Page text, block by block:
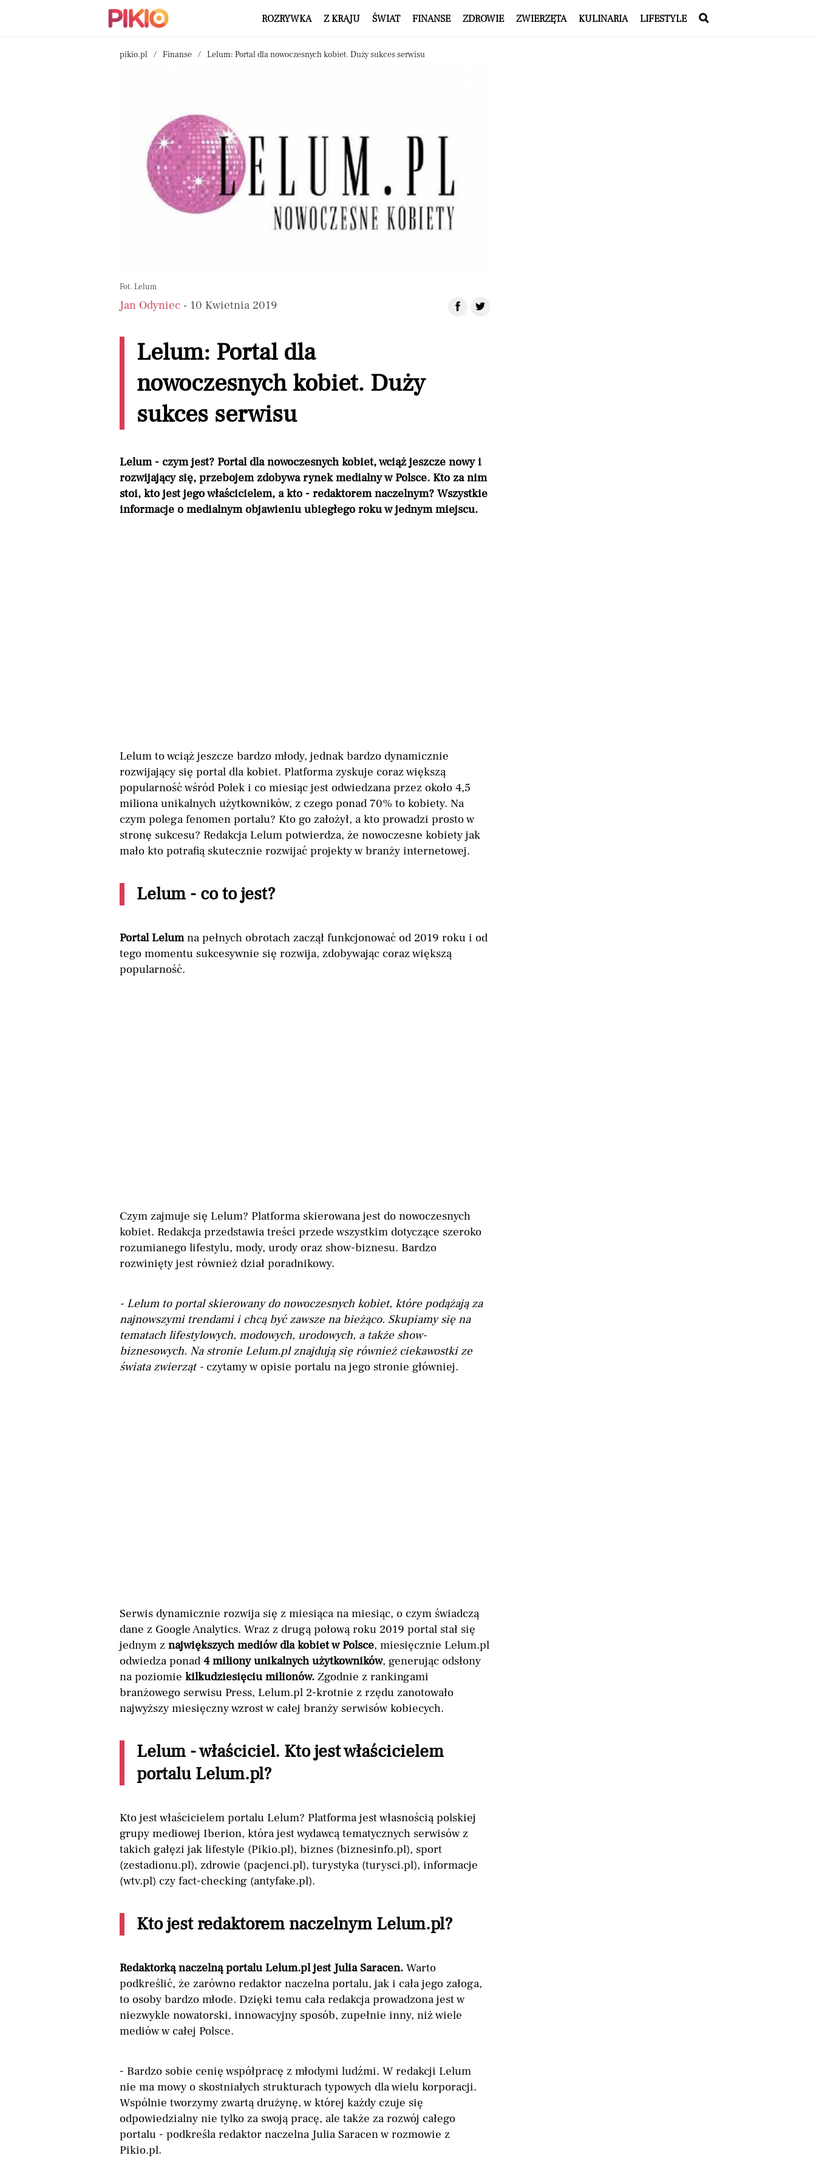
ROZRYWKA Z KRAJU ŚWIAT FINANSE ZDROWIE ZWIERZĘTA KULINARIA LIFESTYLE
pikio.pl Finanse Lelum: Portal dla nowoczesnych kobiet. Duży sukces serwisu
Fot. Lelum
Jan Odyniec - 10 Kwietnia 2019
Lelum: Portal dla
nowoczesnych kobiet. Duży
sukces serwisu
Lelum - czym jest? Portal dla nowoczesnych kobiet, wciąż jeszcze nowy i
rozwijający się, przebojem zdobywa rynek medialny w Polsce. Kto za nim
stoi, kto jest jego właścicielem, a kto - redaktorem naczelnym? Wszystkie
informacje o medialnym objawieniu ubiegłego roku w jednym miejscu.
Lelum to wciąż jeszcze bardzo młody, jednak bardzo dynamicznie
rozwijający się portal dla kobiet. Platforma zyskuje coraz większą
popularność wśród Polek i co miesiąc jest odwiedzana przez około 4,5
miliona unikalnych użytkowników, z czego ponad 70% to kobiety. Na
czym polega fenomen portalu? Kto go założył, a kto prowadzi prosto w
stronę sukcesu? Redakcja Lelum potwierdza, że nowoczesne kobiety jak
mało kto potrafią skutecznie rozwijać projekty w branży internetowej.
Lelum - co to jest?
Portal Lelumna pełnych obrotach zaczął funkcjonować od 2019 roku i od
tego momentu sukcesywnie się rozwija, zdobywając coraz większą
popularność.
Czym zajmuje się Lelum? Platforma skierowana jest do nowoczesnych
kobiet. Redakcja przedstawia treści przede wszystkim dotyczące szeroko
rozumianego lifestylu, mody, urody oraz show-biznesu. Bardzo
rozwinięty jest również dział poradnikowy.
- Lelum to portal skierowany do nowoczesnych kobiet, które podążają za
najnowszymi trendami i chcą być zawsze na bieżąco. Skupiamy się na
tematach lifestylowych, modowych, urodowych, a także show-
biznesowych. Na stronie Lelum.pl znajdują się również ciekawostki ze
świata zwierząt - czytamy w opisie portalu na jego stronie główniej.
Serwis dynamicznie rozwija się z miesiąca na miesiąc, o czym świadczą
dane z Google Analytics. Wraz z drugą połową roku 2019 portal stał się
jednym z największych mediów dla kobiet w Polsce, miesięcznie Lelum.pl
odwiedza ponad 4 miliony unikalnych użytkowników, generując odsłony
na poziomie kilkudziesięciu milionów. Zgodnie z rankingami
branżowego serwisu Press, Lelum.pl 2-krotnie z rzędu zanotowało
najwyższy miesięczny wzrost w całej branży serwisów kobiecych.
Lelum - właściciel. Kto jest właścicielem
portalu Lelum.pl?
Kto jest właścicielem portalu Lelum? Platforma jest własnością polskiej
grupy mediowej Iberion, która jest wydawcą tematycznych serwisów z
takich gałęzi jak lifestyle (Pikio.pl), biznes (biznesinfo.pl), sport
(zestadionu.pl), zdrowie (pacjenci.pl), turystyka (turysci.pl), informacje
(wtv.pl) czy fact-checking (antyfake.pl).
Kto jest redaktorem naczelnym Lelum.pl?
Redaktorką naczelną portalu Lelum.pl jest Julia Saracen. Warto
podkreślić, że zarówno redaktor naczelna portalu, jak i cała jego załoga,
to osoby bardzo młode. Dzięki temu cała redakcja prowadzona jest w
niezwykle nowatorski, innowacyjny sposób, zupełnie inny, niż wiele
mediów w całej Polsce.
- Bardzo sobie cenię współpracę z młodymi ludźmi. W redakcji Lelum
nie ma mowy o skostniałych strukturach typowych dla wielu korporacji.
Wspólnie tworzymy zwartą drużynę, w której każdy czuje się
odpowiedzialny nie tylko za swoją pracę, ale także za rozwój całego
portalu - podkreśla redaktor naczelna Julia Saracen w rozmowie z
Pikio.pl.